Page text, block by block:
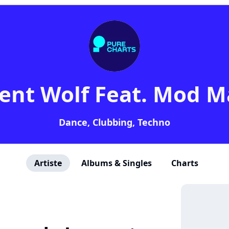
Wolf Feat. Mod
Dance, Clubbing, Techno
Artiste Albums & Singles Charts